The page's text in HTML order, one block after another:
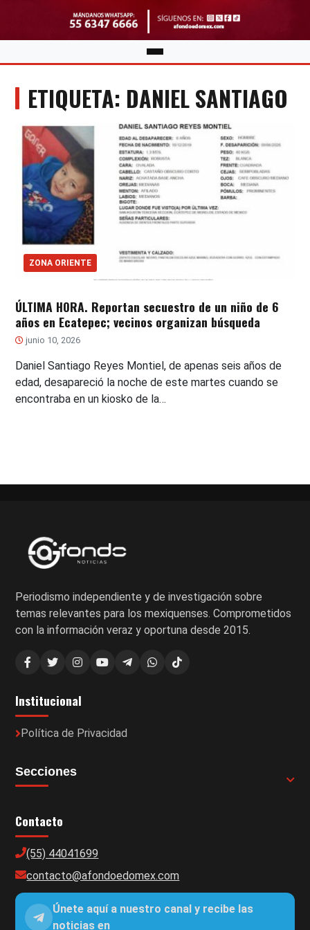
ETIQUETA: DANIEL SANTIAGO
ZONA ORIENTE
ÚLTIMA HORA. Reportan secuestro de un niño de 6
años en Ecatepec; vecinos organizan búsqueda
junio 10, 2026
Daniel Santiago Reyes Montiel, de apenas seis años de
edad, desapareció la noche de este martes cuando se
encontraba en un kiosko de la…
Periodismo independiente y de investigación sobre
temas relevantes para los mexiquenses. Comprometidos
con la información veraz y oportuna desde 2015.
Institucional
Política de Privacidad
Secciones
Contacto
(55) 44041699
contacto@afondoedomex.com
Únete aquí a nuestro canal y recibe las
noticias en